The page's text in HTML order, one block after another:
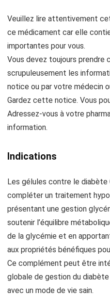
Veuillez lire attentivement
ce médicament car elle
importantes pour vous.
Vous devez toujours prendre
scrupuleusement les
notice ou par votre médecin
Gardez cette notice. Vous
Adressez-vous à votre
information.
Indications
Les gélules contre le
compléter un traitement
présentant une gestion
soutenir l’équilibre
de la glycémie et en
aux propriétés bénéfiques
Ce complément peut être
globale de gestion du
avec un mode de vie sain.